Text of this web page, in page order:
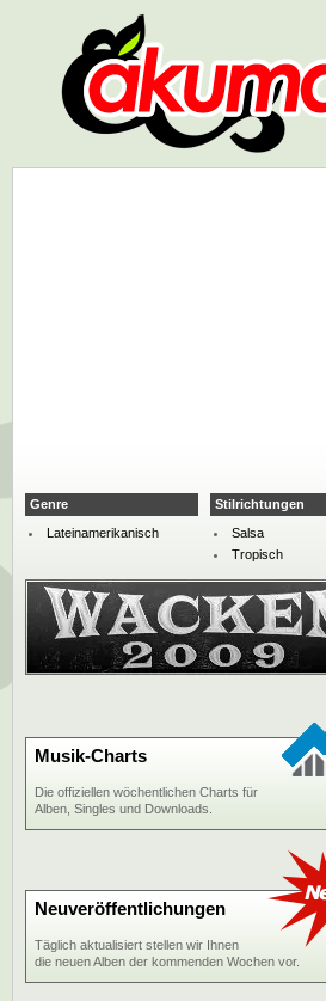
Genre
Lateinamerikanisch
Stilrichtungen
Salsa
Tropisch
Musik-Charts
Die offiziellen wöchentlichen Charts für
Alben, Singles und Downloads.
Neuveröffentlichungen
Täglich aktualisiert stellen wir Ihnen
die neuen Alben der kommenden Wochen vor.